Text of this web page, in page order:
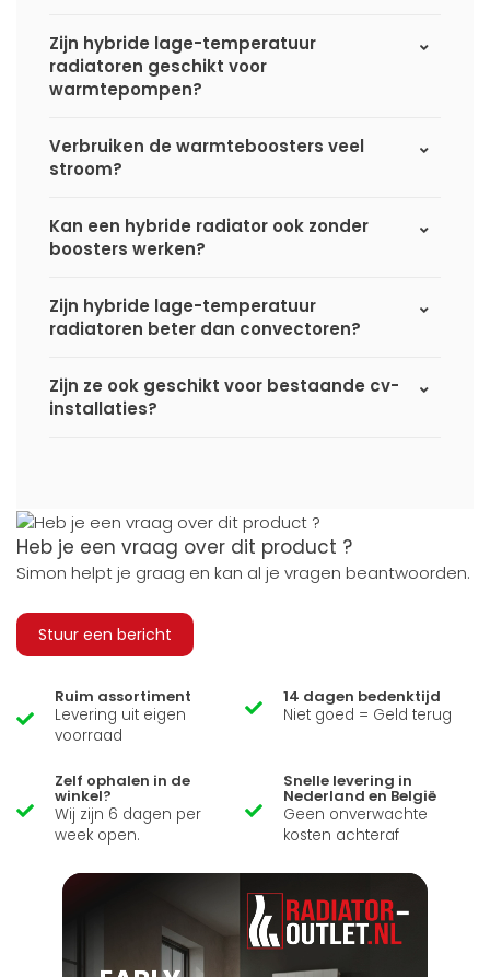
Zijn hybride lage-temperatuur
radiatoren geschikt voor
warmtepompen?
Verbruiken de warmteboosters veel
stroom?
Kan een hybride radiator ook zonder
boosters werken?
Zijn hybride lage-temperatuur
radiatoren beter dan convectoren?
Zijn ze ook geschikt voor bestaande cv-
installaties?
Heb je een vraag over dit product ?
Simon helpt je graag en kan al je vragen beantwoorden.
Stuur een bericht
Ruim assortiment
Levering uit eigen
voorraad
14 dagen bedenktijd
Niet goed = Geld terug
Zelf ophalen in de
winkel?
Wij zijn 6 dagen per
week open.
Snelle levering in
Nederland en België
Geen onverwachte
kosten achteraf